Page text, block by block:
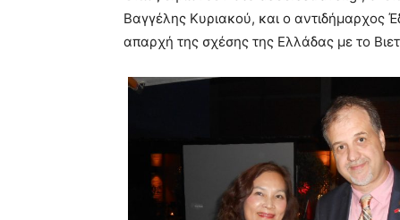
Βαγγέλης Κυριακού, και ο αντιδήμαρχος
απαρχή της σχέσης της Ελλάδας με το